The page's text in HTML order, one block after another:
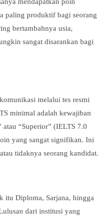
mendapatkan poin
paling produktif bagi seorang
bertambahnya usia,
sangat disarankan bagi
melalui tes resmi
minimal adalah kewajiban
“Superior” (IELTS 7.0
yang sangat signifikan. Ini
tidaknya seorang kandidat.
itu Diploma, Sarjana, hingga
dari institusi yang